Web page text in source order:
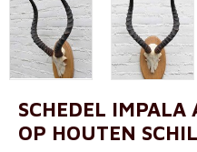
SCHEDEL IMPALA
OP HOUTEN